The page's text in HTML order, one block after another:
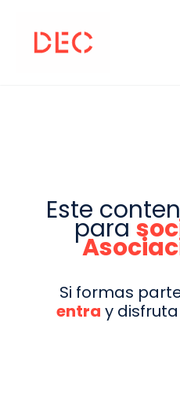
Este
para
Si formas
entra y